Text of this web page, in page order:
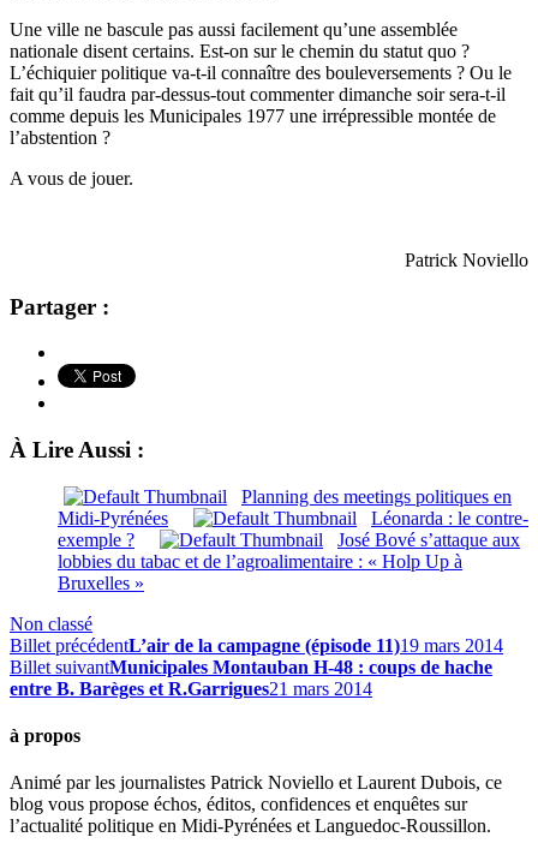
Une ville ne bascule pas aussi facilement qu’une assemblée
nationale disent certains. Est-on sur le chemin du statut quo ?
L’échiquier politique va-t-il connaître des bouleversements ? Ou le
fait qu’il faudra par-dessus-tout commenter dimanche soir sera-t-il
comme depuis les Municipales 1977 une irrépressible montée de
l’abstention ?
A vous de jouer.
Patrick Noviello
Partager :
À Lire Aussi :
Planning des meetings politiques en
Midi-Pyrénées
Léonarda : le contre-
exemple ?
José Bové s’attaque aux
lobbies du tabac et de l’agroalimentaire : « Holp Up à
Bruxelles »
Non classé
Billet précédentL’air de la campagne (épisode 11)19 mars 2014
Billet suivantMunicipales Montauban H-48 : coups de hache
entre B. Barèges et R.Garrigues21 mars 2014
à propos
Animé par les journalistes Patrick Noviello et Laurent Dubois, ce
blog vous propose échos, éditos, confidences et enquêtes sur
l’actualité politique en Midi-Pyrénées et Languedoc-Roussillon.